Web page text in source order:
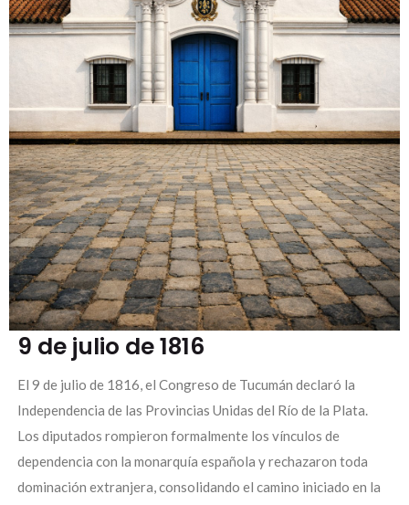
9 de julio de 1816
El 9 de julio de 1816, el Congreso de Tucumán declaró la
Independencia de las Provincias Unidas del Río de la Plata.
Los diputados rompieron formalmente los vínculos de
dependencia con la monarquía española y rechazaron toda
dominación extranjera, consolidando el camino iniciado en la